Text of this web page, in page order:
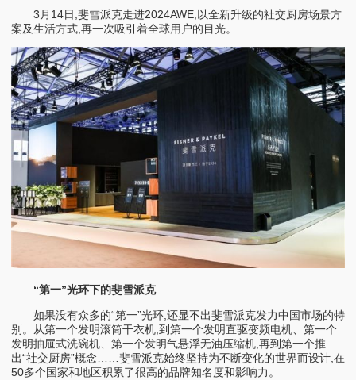
3月14日,斐雪派克走进2024AWE,以全新升级的社交厨房场景方
案及生活方式,再一次吸引着全球用户的目光。
“第一”光环下的斐雪派克
如果没有众多的“第一”光环,还显不出斐雪派克发力中国市场的特
别。从第一个发明滚筒干衣机,到第一个发明直驱变频电机、第一个
发明抽屉式洗碗机、第一个发明气悬浮无油压缩机,再到第一个推
出“社交厨房”概念……斐雪派克始终坚持为不断变化的世界而设计,在
50多个国家和地区积累了很高的品牌知名度和影响力。